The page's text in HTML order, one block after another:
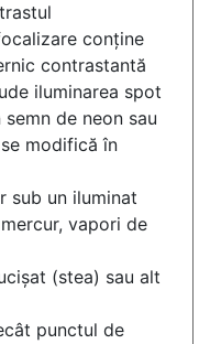
conține
contrastantă
iluminarea spot
de neon sau
modifică în
sub un iluminat
vapori de
(stea) sau alt
punctul de